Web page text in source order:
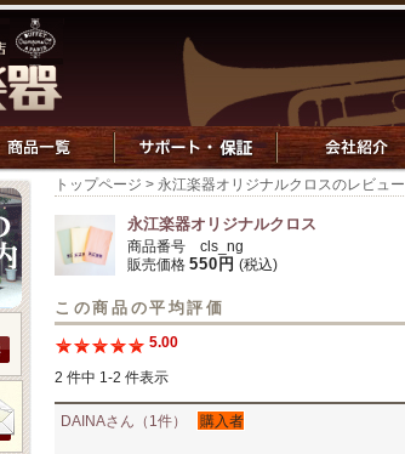
トップページ > 永江楽器オリジナルクロスのレビュー
永江楽器オリジナルクロス
商品番号 cls_ng
販売価格 550円 (税込)
この商品の平均評価
5.00
2 件中 1-2 件表示
DAINAさん（1件） 購入者